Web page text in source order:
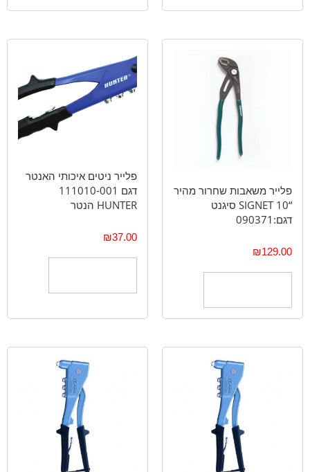
פלייר משאבות שחרור מהיר
“SIGNET 10 סיגנט
דגם:090371
₪129.00
פלייר ניטים איכותי האנטר
דגם 111010-001
HUNTER הנטר
₪37.00